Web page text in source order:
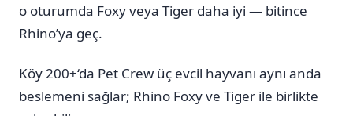
o oturumda Foxy veya Tiger daha iyi — bitince
Rhino’ya geç.
Köy 200+‘da Pet Crew üç evcil hayvanı aynı anda
beslemeni sağlar; Rhino Foxy ve Tiger ile birlikte